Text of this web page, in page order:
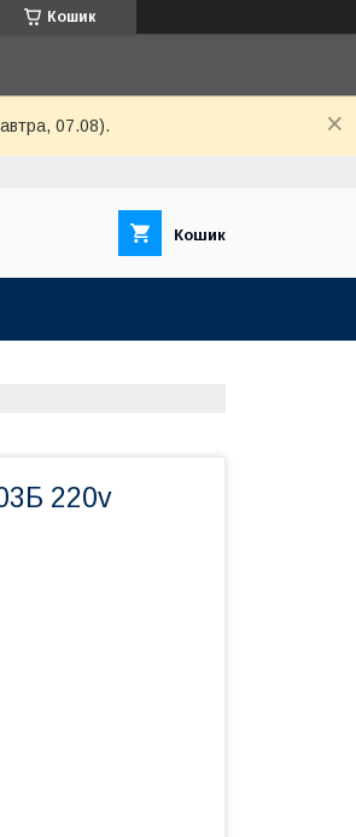
Кошик
07.08).
Кошик
220v